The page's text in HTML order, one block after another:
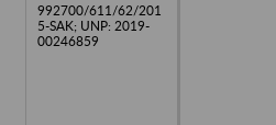
992700/611/62/201
5-SAK; UNP: 2019-
00246859